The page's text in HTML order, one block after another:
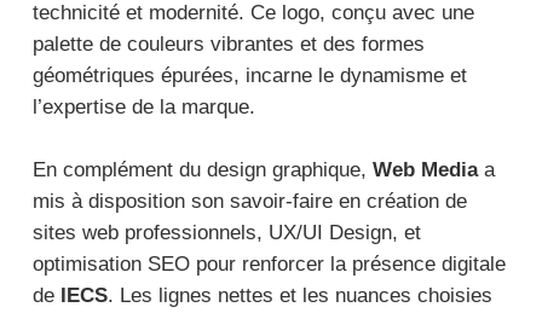
technicité et modernité. Ce logo, conçu avec une
palette de couleurs vibrantes et des formes
géométriques épurées, incarne le dynamisme et
l’expertise de la marque.
En complément du design graphique, Web Mediaa
mis à disposition son savoir-faire en création de
sites web professionnels, UX/UI Design, et
optimisation SEO pour renforcer la présence digitale
de IECS. Les lignes nettes et les nuances choisies